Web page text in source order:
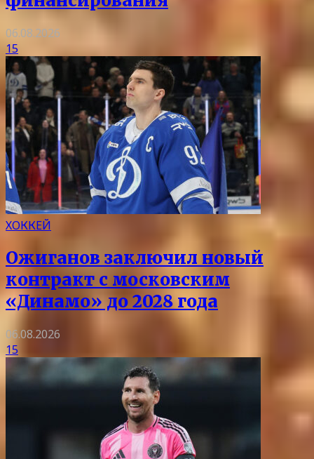
06.08.2026
15
ХОККЕЙ
Ожиганов заключил новый
контракт с московским
«Динамо» до 2028 года
06.08.2026
15